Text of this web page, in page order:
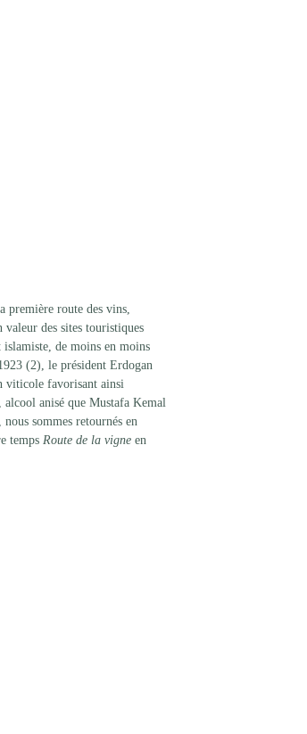
première route des vins,
des sites touristiques
de moins en moins
(2), le président Erdogan
viticole favorisant ainsi
anisé que Mustafa Kemal
sommes retournés en
temps Route de la vigne en